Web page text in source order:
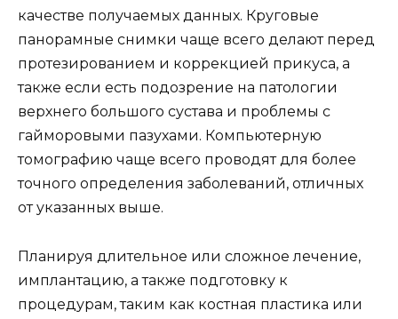
качестве получаемых данных. Круговые
панорамные снимки чаще всего делают перед
протезированием и коррекцией прикуса, а
также если есть подозрение на патологии
верхнего большого сустава и проблемы с
гайморовыми пазухами. Компьютерную
томографию чаще всего проводят для более
точного определения заболеваний, отличных
от указанных выше.
Планируя длительное или сложное лечение,
имплантацию, а также подготовку к
процедурам, таким как костная пластика или